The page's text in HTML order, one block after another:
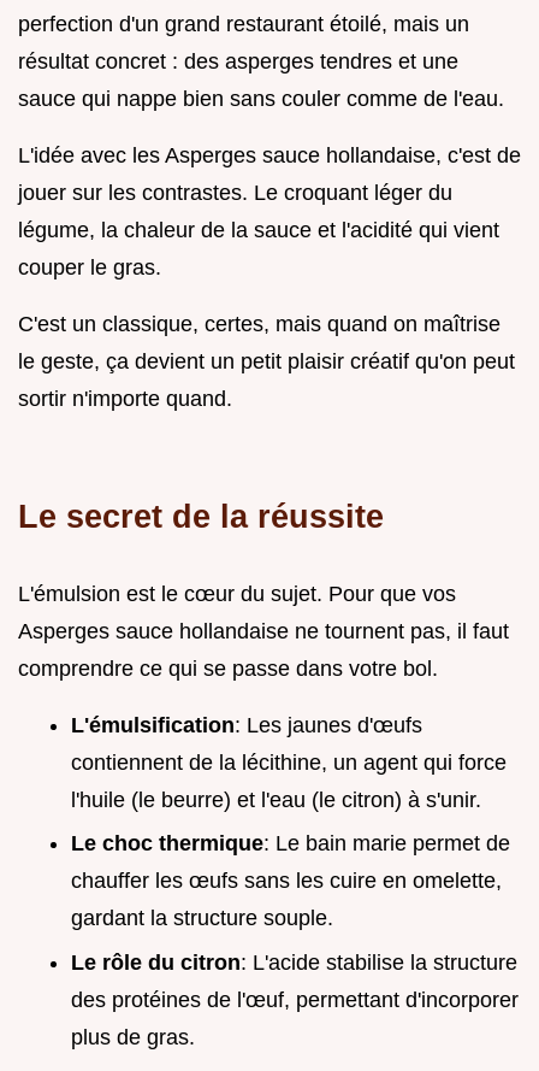
perfection d'un grand restaurant étoilé, mais un
résultat concret : des asperges tendres et une
sauce qui nappe bien sans couler comme de l'eau.
L'idée avec les Asperges sauce hollandaise, c'est de
jouer sur les contrastes. Le croquant léger du
légume, la chaleur de la sauce et l'acidité qui vient
couper le gras.
C'est un classique, certes, mais quand on maîtrise
le geste, ça devient un petit plaisir créatif qu'on peut
sortir n'importe quand.
Le secret de la réussite
L'émulsion est le cœur du sujet. Pour que vos
Asperges sauce hollandaise ne tournent pas, il faut
comprendre ce qui se passe dans votre bol.
L'émulsification: Les jaunes d'œufs
contiennent de la lécithine, un agent qui force
l'huile (le beurre) et l'eau (le citron) à s'unir.
Le choc thermique: Le bain marie permet de
chauffer les œufs sans les cuire en omelette,
gardant la structure souple.
Le rôle du citron: L'acide stabilise la structure
des protéines de l'œuf, permettant d'incorporer
plus de gras.